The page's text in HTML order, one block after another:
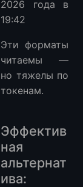
2026 года в
19:42
Эти форматы
читаемы —
но тяжелы по
токенам.
Эффектив
ная
альтернат
ива: